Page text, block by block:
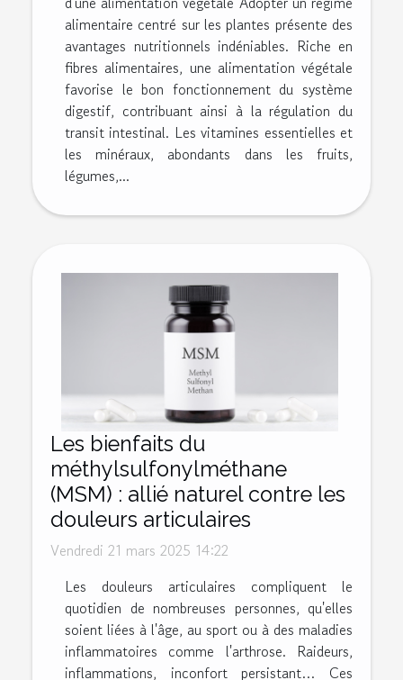
alimentaire centré sur les plantes présente des
avantages nutritionnels indéniables. Riche en
fibres alimentaires, une alimentation végétale
favorise le bon fonctionnement du système
digestif, contribuant ainsi à la régulation du
transit intestinal. Les vitamines essentielles et
les minéraux, abondants dans les fruits,
légumes,...
Les bienfaits du
méthylsulfonylméthane
(MSM) : allié naturel contre les
douleurs articulaires
Vendredi 21 mars 2025 14:22
Les douleurs articulaires compliquent le
quotidien de nombreuses personnes, qu'elles
soient liées à l'âge, au sport ou à des maladies
inflammatoires comme l'arthrose. Raideurs,
inflammations, inconfort persistant… Ces